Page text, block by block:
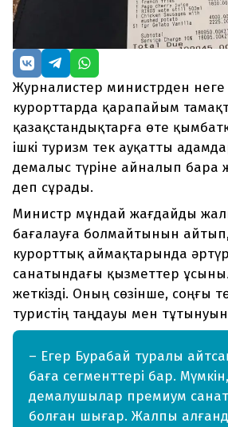
Журналистер министрден
курорттарда қарапайым
қазақстандықтарға өте
ішкі туризм тек ауқатты
демалыс түріне айналып бара
деп сұрады.
Министр мұндай жағдайды
бағалауға болмайтынын
курорттық аймақтарында
санатындағы қызметтер
жеткізді. Оның сөзінше, соңғы
туристің таңдауы мен
– Егер Бурабай туралы
баға сегменттері бар.
демалушылар премиум
болған шығар. Жалпы